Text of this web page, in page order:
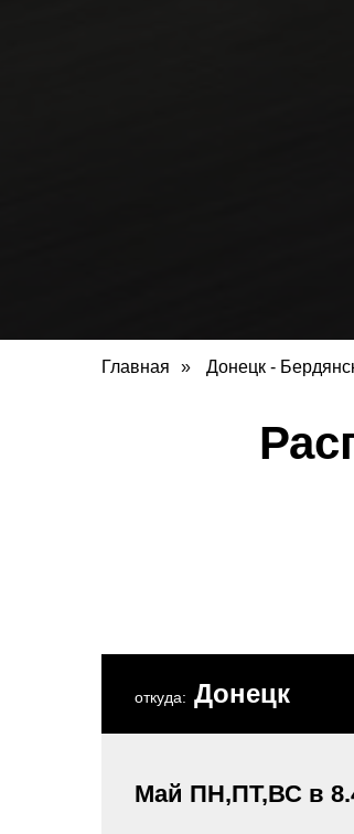
Главная » Донецк -
откуда: Донецк
Май ПН,ПТ,ВС в